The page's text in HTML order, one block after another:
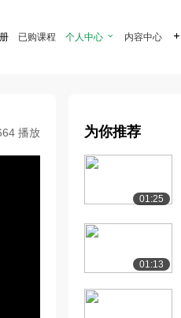
已购课程 个人中心  内容中心 
播放 为你推荐
01:25
01:13